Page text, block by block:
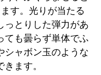
す。光りが当たる
っとりした弾力があ
ても曇らず単体でふ
シャボン玉のような
ます。